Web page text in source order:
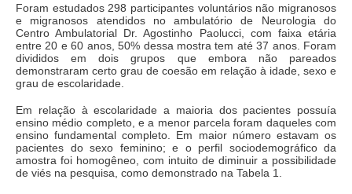
Foram estudados 298 participantes voluntários não migranosos
e migranosos atendidos no ambulatório de Neurologia do
Centro Ambulatorial Dr. Agostinho Paolucci, com faixa etária
entre 20 e 60 anos, 50% dessa mostra tem até 37 anos. Foram
divididos em dois grupos que embora não pareados
demonstraram certo grau de coesão em relação à idade, sexo e
grau de escolaridade.
Em relação à escolaridade a maioria dos pacientes possuía
ensino médio completo, e a menor parcela foram daqueles com
ensino fundamental completo. Em maior número estavam os
pacientes do sexo feminino; e o perfil sociodemográfico da
amostra foi homogêneo, com intuito de diminuir a possibilidade
de viés na pesquisa, como demonstrado na Tabela 1.